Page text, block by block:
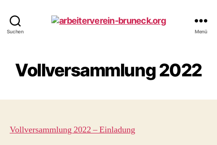
Suchen Menü
Vollversammlung 2022
Vollversammlung 2022 – Einladung